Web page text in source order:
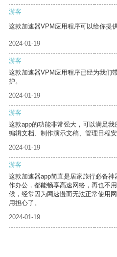
游客
这款加速器VPM应用程序可以给你提
2024-01-19
游客
这款加速器VPM应用程序已经为我们
护。
2024-01-19
游客
这款app的功能非常强大，可以满足
编辑文档、制作演示文稿、管理日程安
2024-01-19
游客
这款加速器app简直是居家旅行必备
作办公，都能畅享高速网络，再也不
候，经常因为网速慢而无法正常使用
用担心了。
2024-01-19